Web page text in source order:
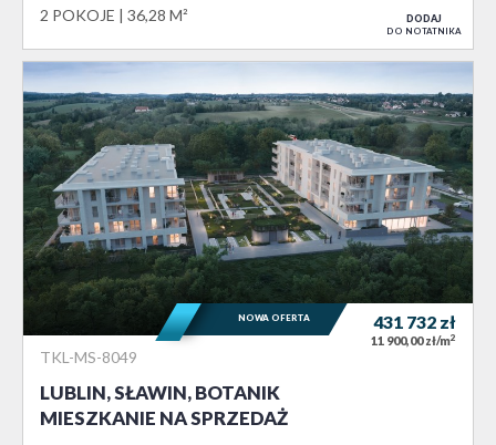
2 POKOJE 36,28 M² DODAJ
DO NOTATNIKA
TKL-MS-8049
LUBLIN, SŁAWIN, BOTANIK
MIESZKANIE NA SPRZEDAŻ
431 732 zł
11 900,00 zł/m2
NOWA OFERTA